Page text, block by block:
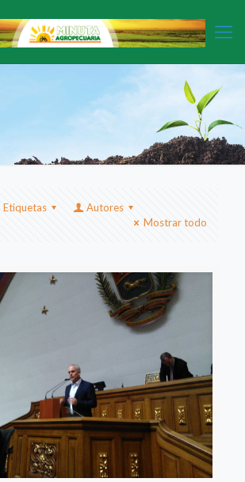
Etiquetas
Autores
Mostrar todo